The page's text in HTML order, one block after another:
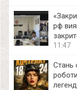
рф
11:47
Стань